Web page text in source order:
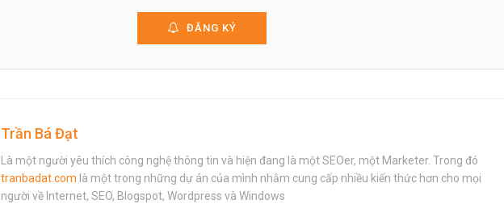
ĐĂNG KÝ
Trần Bá Đạt
Là một người yêu thích công nghệ thông tin và hiện đang là một SEOer, một Marketer. Trong đó
tranbadat.com là một trong những dự án của mình nhằm cung cấp nhiều kiến thức hơn cho mọi
người về Internet, SEO, Blogspot, Wordpress và Windows